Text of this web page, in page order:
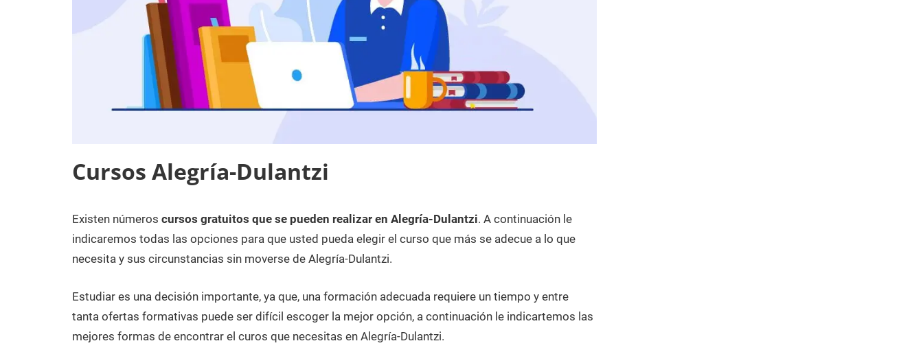
Cursos Alegría-Dulantzi
5
de
junio
2021
Maria
Cursos
en
Álava
Existen números cursos gratuitos que se pueden realizar en Alegría-Dulantzi. A continuación le
indicaremos todas las opciones para que usted pueda elegir el curso que más se adecue a lo que
necesita y sus circunstancias sin moverse de Alegría-Dulantzi.
Estudiar es una decisión importante, ya que, una formación adecuada requiere un tiempo y entre
tanta ofertas formativas puede ser difícil escoger la mejor opción, a continuación le indicartemos las
mejores formas de encontrar el curos que necesitas en Alegría-Dulantzi.